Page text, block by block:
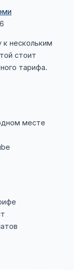
к нескольким
стоит
тарифа.
месте